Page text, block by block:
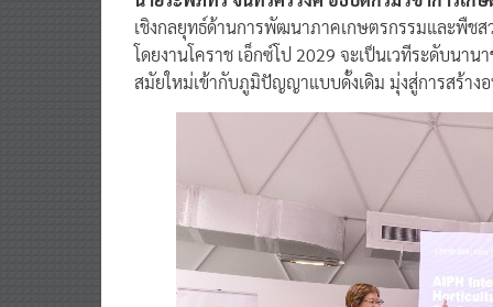
เชิงกลยุทธ์ด้านการพัฒนาภาคเกษตรกรรมและพืช
โดยงานโคราช เอ็กซ์โป 2029 จะเป็นเวทีระดับนา
สมัยใหม่เข้ากับภูมิปัญญาแบบดั้งเดิม มุ่งสู่การสร้าง